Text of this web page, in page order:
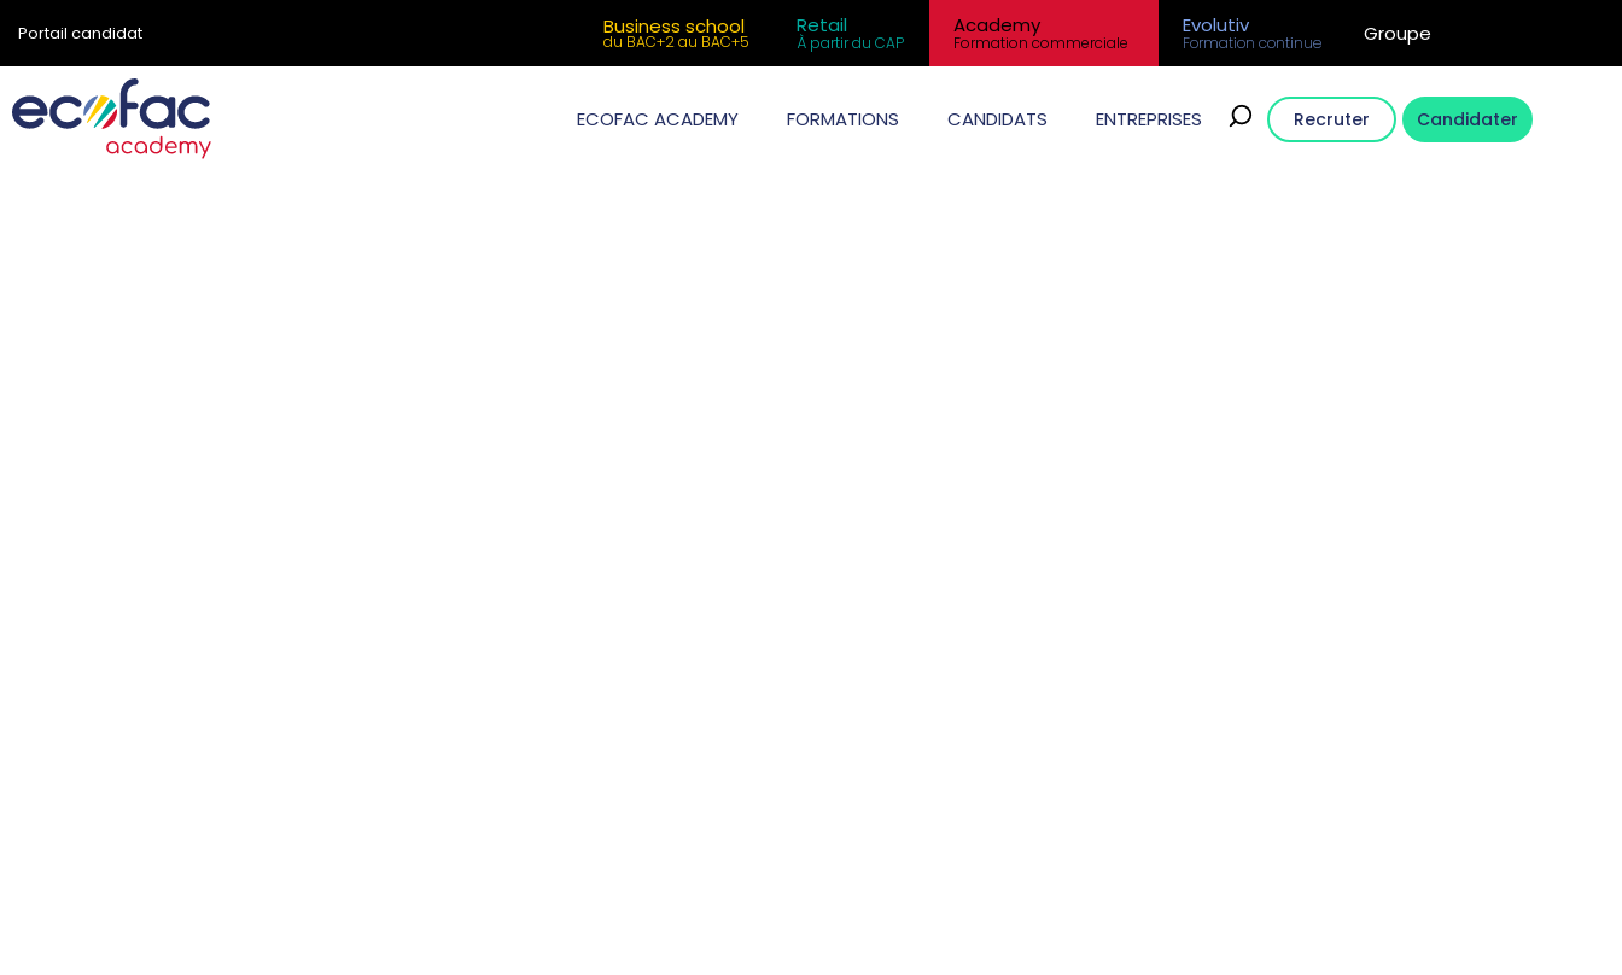
Portail candidat Business school
du BAC+2 au BAC+5
Retail
À partir du CAP
Academy
Formation commerciale
Evolutiv
Formation continue Groupe
ECOFAC ACADEMY FORMATIONS CANDIDATS ENTREPRISES Recruter Candidater